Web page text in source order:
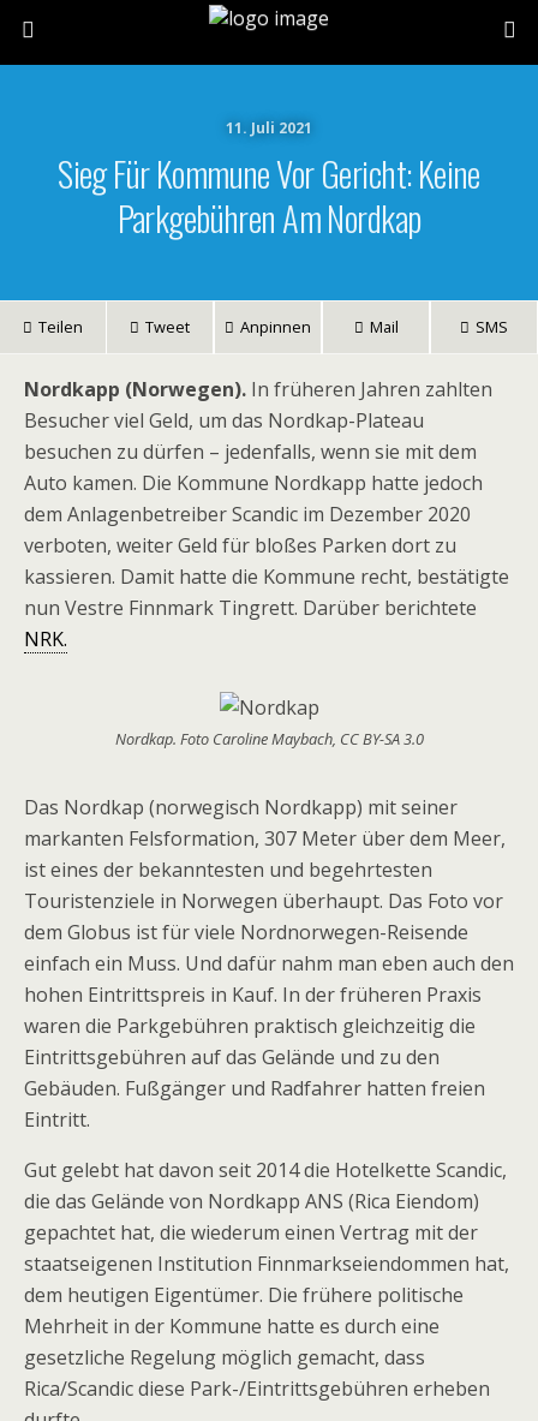
11. Juli 2021
Sieg Für Kommune Vor Gericht: Keine
Parkgebühren Am Nordkap
Teilen Tweet Anpinnen Mail SMS
Nordkapp (Norwegen). In früheren Jahren zahlten
Besucher viel Geld, um das Nordkap-Plateau
besuchen zu dürfen – jedenfalls, wenn sie mit dem
Auto kamen. Die Kommune Nordkapp hatte jedoch
dem Anlagenbetreiber Scandic im Dezember 2020
verboten, weiter Geld für bloßes Parken dort zu
kassieren. Damit hatte die Kommune recht, bestätigte
nun Vestre Finnmark Tingrett. Darüber berichtete
NRK.
Nordkap. Foto Caroline Maybach, CC BY-SA 3.0
Das Nordkap (norwegisch Nordkapp) mit seiner
markanten Felsformation, 307 Meter über dem Meer,
ist eines der bekanntesten und begehrtesten
Touristenziele in Norwegen überhaupt. Das Foto vor
dem Globus ist für viele Nordnorwegen-Reisende
einfach ein Muss. Und dafür nahm man eben auch den
hohen Eintrittspreis in Kauf. In der früheren Praxis
waren die Parkgebühren praktisch gleichzeitig die
Eintrittsgebühren auf das Gelände und zu den
Gebäuden. Fußgänger und Radfahrer hatten freien
Eintritt.
Gut gelebt hat davon seit 2014 die Hotelkette Scandic,
die das Gelände von Nordkapp ANS (Rica Eiendom)
gepachtet hat, die wiederum einen Vertrag mit der
staatseigenen Institution Finnmarkseiendommen hat,
dem heutigen Eigentümer. Die frühere politische
Mehrheit in der Kommune hatte es durch eine
gesetzliche Regelung möglich gemacht, dass
Rica/Scandic diese Park-/Eintrittsgebühren erheben